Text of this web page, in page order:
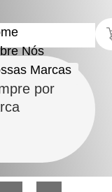
Nós
Marcas
por
Lar
Organização